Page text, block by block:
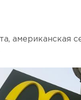
американская